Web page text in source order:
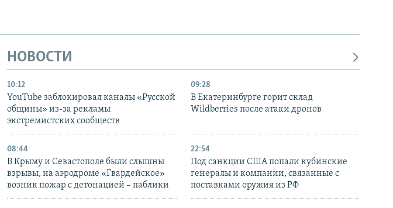
НОВОСТИ
10:12
YouTube заблокировал каналы «Русской
общины» из-за рекламы
экстремистских сообществ
09:28
В Екатеринбурге горит склад
Wildberries после атаки дронов
08:44
В Крыму и Севастополе были слышны
взрывы, на аэродроме «Гвардейское»
возник пожар с детонацией – паблики
22:54
Под санкции США попали кубинские
генералы и компании, связанные с
поставками оружия из РФ